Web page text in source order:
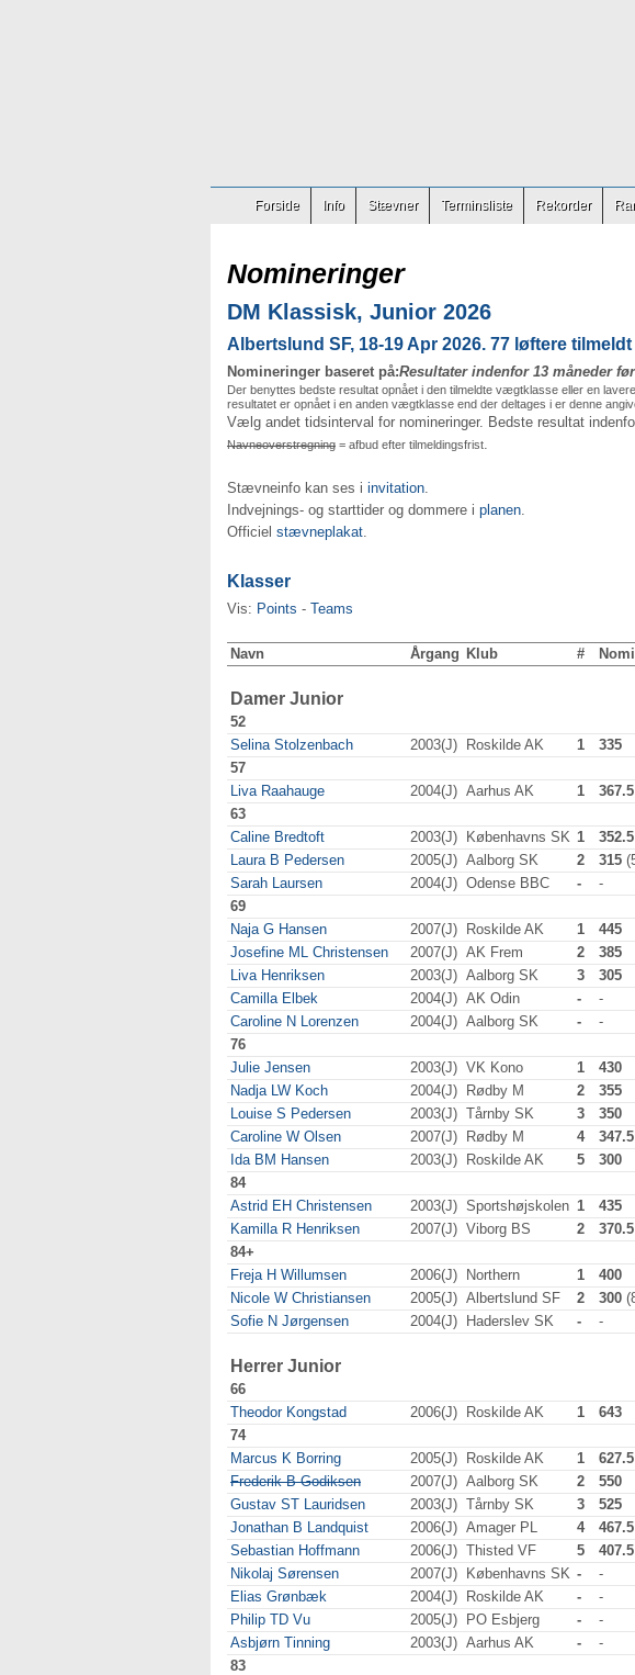
Forside Info Stævner Terminsliste Rekorder
Nomineringer
DM Klassisk, Junior 2026
Albertslund SF, 18-19 Apr 2026. 77 løftere tilmeldt
Nomineringer baseret på:Resultater indenfor 13 måneder
Der benyttes bedste resultat opnået i den tilmeldte vægtklasse eller en
resultatet er opnået i en anden vægtklasse end der deltages i er denne
Vælg andet tidsinterval for nomineringer. Bedste resultat
Navneoverstregning = afbud efter tilmeldingsfrist.
Stævneinfo kan ses i invitation.
Indvejnings- og starttider og dommere i planen.
Officiel stævneplakat.
Klasser
Vis: Points - Teams
Navn Årgang Klub #
Damer Junior
52
Selina Stolzenbach
2003(J) Roskilde AK 1 335
57
Liva Raahauge
2004(J) Aarhus AK 1 367.5
63
Caline Bredtoft
2003(J) Københavns SK 1 352.5
Laura B Pedersen
2005(J) Aalborg SK 2 315
Sarah Laursen
2004(J) Odense BBC - -
69
Naja G Hansen
2007(J) Roskilde AK 1 445
Josefine ML Christensen
2007(J) AK Frem 2 385
Liva Henriksen
2003(J) Aalborg SK 3 305
Camilla Elbek
2004(J) AK Odin - -
Caroline N Lorenzen
2004(J) Aalborg SK - -
76
Julie Jensen
2003(J) VK Kono 1 430
Nadja LW Koch
2004(J) Rødby M 2 355
Louise S Pedersen
2003(J) Tårnby SK 3 350
Caroline W Olsen
2007(J) Rødby M 4 347.5
Ida BM Hansen
2003(J) Roskilde AK 5 300
84
Astrid EH Christensen
2003(J) Sportshøjskolen 1 435
Kamilla R Henriksen
2007(J) Viborg BS 2 370.5
84+
Freja H Willumsen
2006(J) Northern 1 400
Nicole W Christiansen
2005(J) Albertslund SF 2 300
Sofie N Jørgensen
2004(J) Haderslev SK - -
Herrer Junior
66
Theodor Kongstad
2006(J) Roskilde AK 1 643
74
Marcus K Borring
2005(J) Roskilde AK 1 627.5
Frederik B Godiksen
2007(J) Aalborg SK 2 550
Gustav ST Lauridsen
2003(J) Tårnby SK 3 525
Jonathan B Landquist
2006(J) Amager PL 4 467.5
Sebastian Hoffmann
2006(J) Thisted VF 5 407.5
Nikolaj Sørensen
2007(J) Københavns SK - -
Elias Grønbæk
2004(J) Roskilde AK - -
Philip TD Vu
2005(J) PO Esbjerg - -
Asbjørn Tinning
2003(J) Aarhus AK - -
83